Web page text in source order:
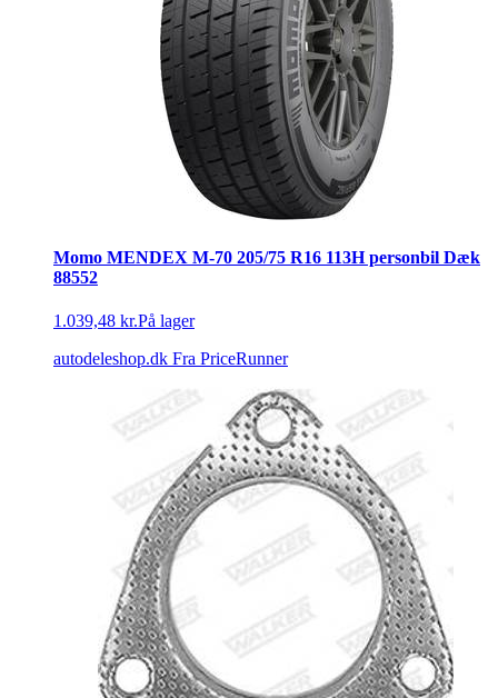
Momo MENDEX M-70 205/75 R16 113H personbil Dæk
88552
1.039,48 kr.På lager
autodeleshop.dk Fra PriceRunner